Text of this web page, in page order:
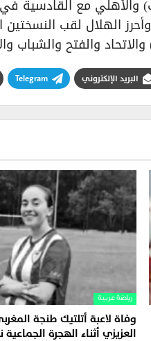
النصر مع الاتحاد في ( 19 آب)
والاتحاد والفتح
البريد الإلكتروني Telegram
رياضة عربية
وفاة لاعبة أتلتيك طنجة
العزيزي أثناء الهجرة